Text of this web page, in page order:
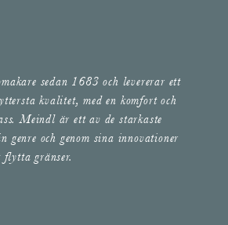
sedan 1683 och levererar ett
kvalitet, med en komfort och
Meindl är ett av de starkaste
genre och genom sina innovationer
gränser.